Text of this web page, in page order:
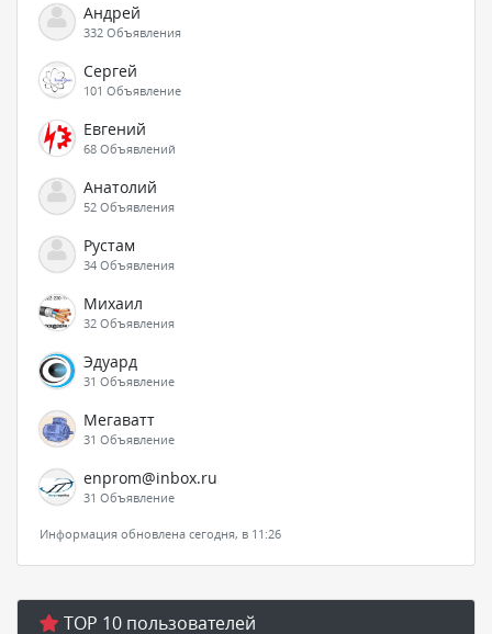
Андрей
332 Объявления
Сергей
101 Объявление
Евгений
68 Объявлений
Анатолий
52 Объявления
Рустам
34 Объявления
Михаил
32 Объявления
Эдуард
31 Объявление
Мегаватт
31 Объявление
enprom@inbox.ru
31 Объявление
Информация обновлена сегодня, в 11:26
TOP 10 пользователей